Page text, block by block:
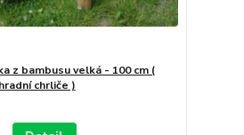
z bambusu velká - 100 cm (
chrliče )